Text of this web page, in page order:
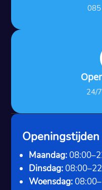
24/
Openingstijden
Maandag:
Dinsdag:
Woensdag: